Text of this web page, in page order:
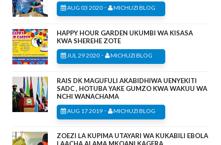
AUG 03 2020 - MICHUZI BLOG
HAPPY HOUR GARDEN UKUMBI WA KISASA
KWA SHEREHE ZOTE
JUL 29 2020 - MICHUZI BLOG
RAIS DK MAGUFULI AKABIDHIWA UENYEKITI
SADC , HOTUBA YAKE GUMZO KWA WAKUU WA
NCHI WANACHAMA
AUG 17 2019 - MICHUZI BLOG
ZOEZI LA KUPIMA UTAYARI WA KUKABILI EBOLA